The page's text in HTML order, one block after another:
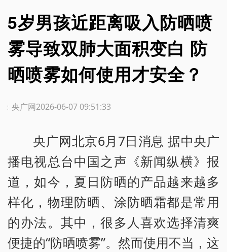
5岁男孩近距离吸入防晒喷
雾导致双肺大面积变白 防
晒喷雾如何使用才安全？
2026-06-07 09:51:33
：央广网
央广网北京6月7日消息 据中央广
播电视总台中国之声《新闻纵横》报
道，如今，夏日防晒的产品越来越多
样化，物理防晒、涂防晒霜都是常用
的办法。其中，很多人喜欢选择清爽
便捷的“防晒喷雾”。然而使用不当，这